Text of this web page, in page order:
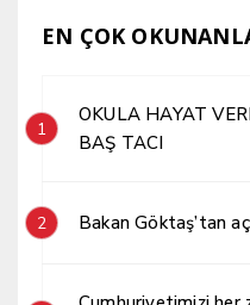
EN ÇOK
1
OKULA HAYAT
BAŞ TACI
2 Bakan Göktaş’tan